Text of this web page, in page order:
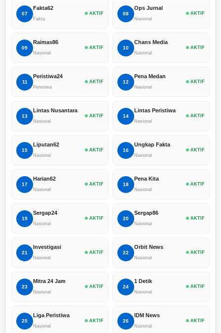
07
Fakta62
Fakta
AKTIF 08
Ops Jurnal
Nasional
AKTIF
09
Raimas86
Nasional
AKTIF 10
Chans Media
Nasional
AKTIF
11
Peristiwa24
Peristiwa
AKTIF 12
Pena Medan
Nasional
AKTIF
13
Lintas Nusantara
Nasional
AKTIF 14
Lintas Peristiwa
Nasional
AKTIF
15
Liputan62
Nasional
AKTIF 16
Ungkap Fakta
Nasional
AKTIF
17
Harian62
Nasional
AKTIF 18
Pena Kita
Nasional
AKTIF
19
Sergap24
Nasional
AKTIF 20
Sergap86
Nasional
AKTIF
21
Investigasi
Nasional
AKTIF 22
Orbit News
Nasional
AKTIF
23
Mitra 24 Jam
Nasional
AKTIF 24
1 Detik
Nasional
AKTIF
25
Liga Peristiwa
Nasional
AKTIF 26
IDM News
Nasional
AKTIF